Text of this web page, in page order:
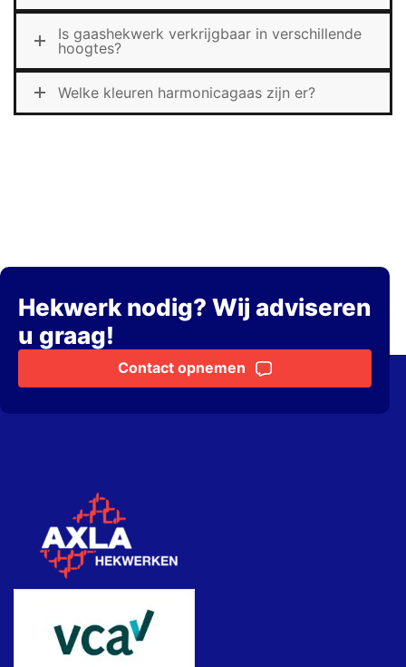
Is gaashekwerk verkrijgbaar in verschillende
hoogtes?
Welke kleuren harmonicagaas zijn er?
Hekwerk nodig? Wij adviseren
u graag!
Contact opnemen